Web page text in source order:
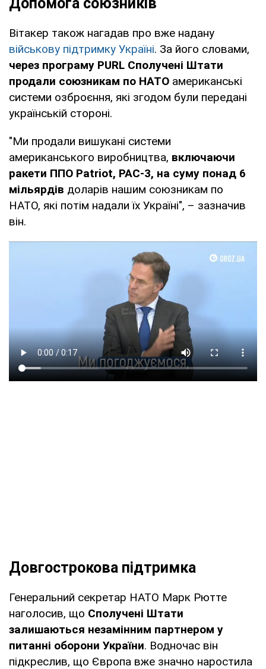
Вітакер також нагадав про вже надану
військову підтримку Україні. За його словами,
через програму PURL Сполучені Штати
продали союзникам по НАТО американські
системи озброєння, які згодом були передані
українській стороні.
"Ми продали вишукані системи
американського виробництва, включаючи
ракети ППО Patriot, PAC-3, на суму понад 6
мільярдів доларів нашим союзникам по
НАТО, які потім надали їх Україні", – зазначив
він.
Довгострокова підтримка
Генеральний секретар НАТО Марк Рютте
наголосив, що Сполучені Штати
залишаються незамінним партнером у
питанні оборони України. Водночас він
підкреслив, що Європа вже значно наростила